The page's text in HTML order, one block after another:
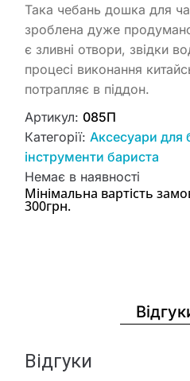
Така чебань дошка для
зроблена дуже
є зливні отвори, звідки
процесі виконання
потрапляє в піддон.
Артикул: 085П
Категорії: Аксесуари для
інструменти бариста
Немає в наявності
Мінімальна вартість
300грн.
Відгуки